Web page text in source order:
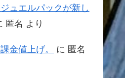
ジュエルパックが新し
匿名 より
金値上げ。 に 匿名